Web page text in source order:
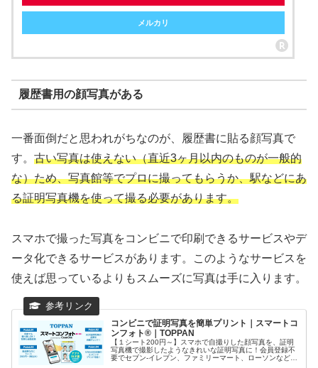
メルカリ
履歴書用の顔写真がある
一番面倒だと思われがちなのが、履歴書に貼る顔写真で
す。 古い写真は使えない（直近3ヶ月以内のものが一般的
な）ため、写真館等でプロに撮ってもらうか、駅などにあ
る証明写真機を使って撮る必要があります。
スマホで撮った写真をコンビニで印刷できるサービスやデ
ータ化できるサービスがあります。このようなサービスを
使えば思っているよりもスムーズに写真は手に入ります。
コンビニで証明写真を簡単プリント｜スマートコ
ンフォト®｜TOPPAN
【１シート200円～】スマホで自撮りした顔写真を、証明
写真機で撮影したようなきれいな証明写真に！会員登録不
要でセブン-イレブン、ファミリーマート、ローソンなどの